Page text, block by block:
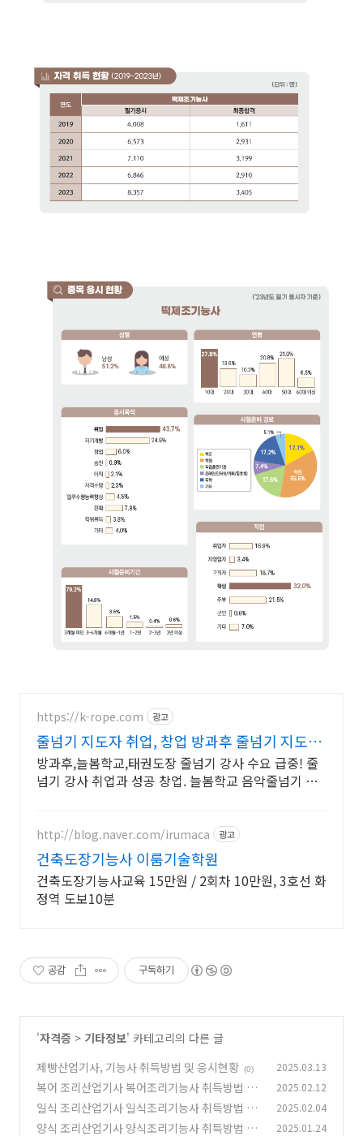
https://k-rope.com 광고
줄넘기 지도자 취업, 창업 방과후 줄넘기 지도자
양성
방과후,늘봄학교,태권도장 줄넘기 강사 수요 급중! 줄
넘기 강사 취업과 성공 창업. 늘봄학교 음악줄넘기 강
http://blog.naver.com/irumaca 광고
건축도장기능사 이룸기술학원
건축도장기능사교육 15만원 / 2회차 10만원, 3호선 화
정역 도보10분
공감 구독하기
'자격증 > 기타정보' 카테고리의 다른 글
제빵산업기사, 기능사 취득방법 및 응시현황 (0) 2025.03.13
복어 조리산업기사 복어조리기능사 취득방법 및
응시현황
(0)
2025.02.12
일식 조리산업기사 일식조리기능사 취득방법 및
응시현황
(0)
2025.02.04
양식 조리산업기사 양식조리기능사 취득방법 및
2025.01.24